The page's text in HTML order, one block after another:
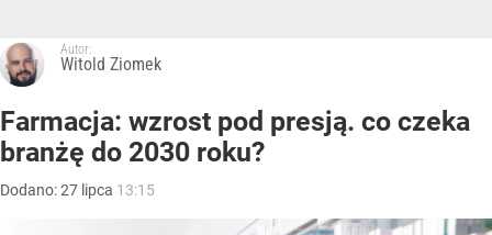
Autor:
Witold Ziomek
Farmacja: wzrost pod presją. co czeka
branżę do 2030 roku?
Dodano:27 lipca 13:15